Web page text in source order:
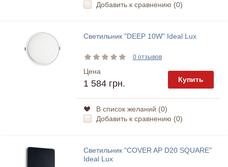
Добавить к сравнению (0)
Светильник "DEEP 10W" Ideal Lux
0 отзывов
Цена
1 584 грн. Купить
В список желаний (0)
Добавить к сравнению (0)
Светильник "COVER AP D20 SQUARE"
Ideal Lux